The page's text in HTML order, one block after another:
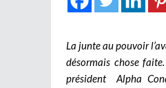
La junte au pouvoir
désormais chose
président Alpha